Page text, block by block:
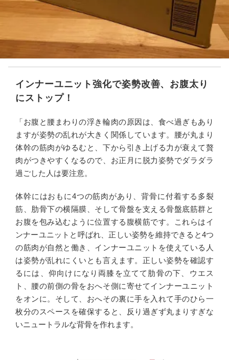
インナーユニット強化で姿勢改善、お腹太り
にストップ！
「お腹と腰まわりの浮き輪肉の原因は、食べ過ぎもあり
ますが姿勢の乱れが大きく関係しています。腰が丸まり
体幹の筋肉がゆるむと、下から引き上げる力が衰えて贅
肉がつきやすくなるので、お正月に脱力姿勢でダラダラ
過ごした人は要注意。
体幹にはおもに4つの筋肉があり、背骨に付着する多裂
筋、肋骨下の横隔膜、そして骨盤を支える骨盤底筋群と
お腹を包み込むように位置する腹横筋です。これらはイ
ンナーユニットと呼ばれ、正しい姿勢を維持できると4つ
の筋肉が自然と働き、インナーユニットを使えている人
は姿勢が乱れにくいとも言えます。正しい姿勢を確認す
るには、仰向けになり両膝を立てて肋骨の下、ウエス
ト、腰の前側の骨をおへそ側に寄せてインナーユニット
をオンに。そして、おへその裏に手を入れて手のひら一
枚分のスペースを確保すると、反り過ぎず丸まりすぎな
いニュートラルな背骨を作れます。